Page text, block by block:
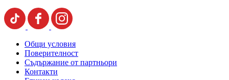
Общи условия
Поверителност
Съдържание от партньори
Контакти